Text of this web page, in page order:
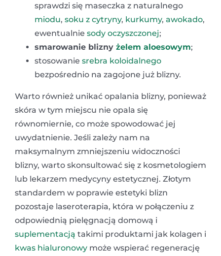
sprawdzi się maseczka z naturalnego
miodu, soku z cytryny, kurkumy, awokado,
ewentualnie sody oczyszczonej;
smarowanie blizny żelem aloesowym;
stosowanie srebra koloidalnego
bezpośrednio na zagojone już blizny.
Warto również unikać opalania blizny, ponieważ
skóra w tym miejscu nie opala się
równomiernie, co może spowodować jej
uwydatnienie. Jeśli zależy nam na
maksymalnym zmniejszeniu widoczności
blizny, warto skonsultować się z kosmetologiem
lub lekarzem medycyny estetycznej. Złotym
standardem w poprawie estetyki blizn
pozostaje laseroterapia, która w połączeniu z
odpowiednią pielęgnacją domową i
suplementacją takimi produktami jak kolagen i
kwas hialuronowy może wspierać regenerację